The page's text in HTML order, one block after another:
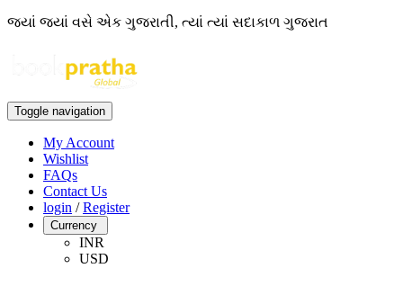
જ્યાં જ્યાં વસે એક ગુજરાતી, ત્યાં ત્યાં સદાકાળ ગુજરાત
Toggle navigation
My Account
Wishlist
FAQs
Contact Us
login /Register
Currency
INR
USD